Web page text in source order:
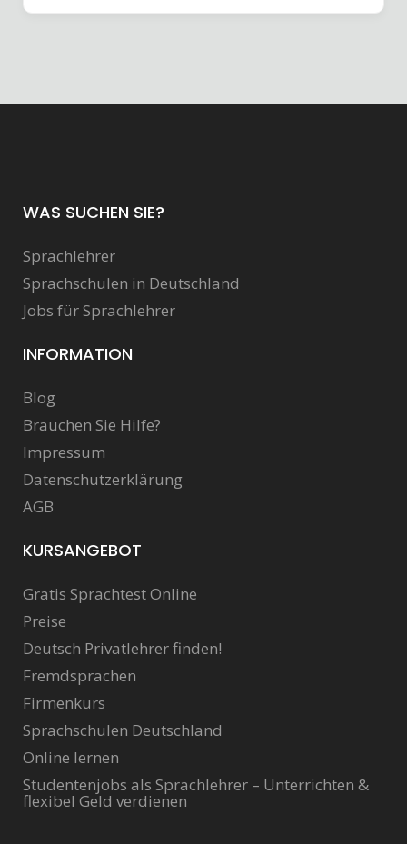
WAS SUCHEN SIE?
Sprachlehrer
Sprachschulen in Deutschland
Jobs für Sprachlehrer
INFORMATION
Blog
Brauchen Sie Hilfe?
Impressum
Datenschutzerklärung
AGB
KURSANGEBOT
Gratis Sprachtest Online
Preise
Deutsch Privatlehrer finden!
Fremdsprachen
Firmenkurs
Sprachschulen Deutschland
Online lernen
Studentenjobs als Sprachlehrer – Unterrichten &
flexibel Geld verdienen